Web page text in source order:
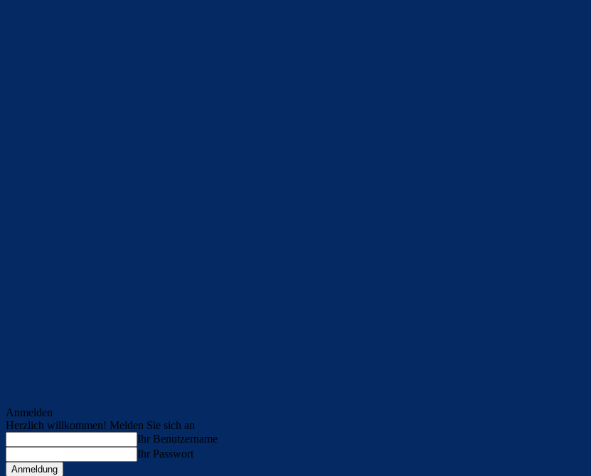
Anmelden
Herzlich willkommen! Melden Sie sich an
Ihr Benutzername
Ihr Passwort